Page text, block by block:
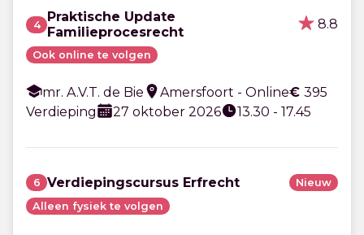
4
Praktische Update
Familieprocesrecht
8.8
Ook online te volgen
mr. A.V.T. de Bie Amersfoort - Online€ 395
Verdieping
27 oktober 2026 13.30 - 17.45
6 Verdiepingscursus Erfrecht
Nieuw
Alleen fysiek te volgen